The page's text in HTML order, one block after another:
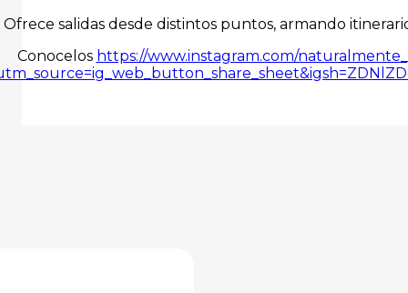
Ofrece salidas desde distintos puntos, armando
Conocelos https://www.instagram.com/